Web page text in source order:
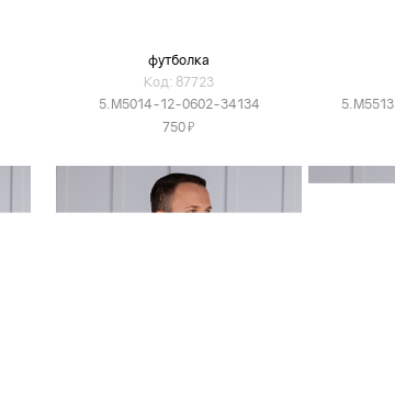
футболка
Код: 87723
5.M5014-12-0602-34134
750Я